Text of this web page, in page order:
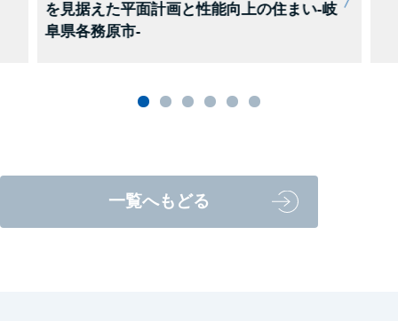
を見据えた平面計画と性能向上の住まい-岐
阜県各務原市-
一覧へもどる